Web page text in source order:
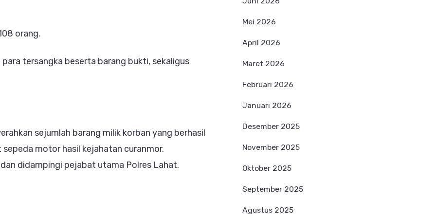
orang.
tersangka beserta barang bukti, sekaligus
sejumlah barang milik korban yang berhasil
motor hasil kejahatan curanmor.
didampingi pejabat utama Polres Lahat.
Mei 2026
April 2026
Maret 2026
Februari 2026
Januari 2026
Desember 2025
November 2025
Oktober 2025
September 2025
Agustus 2025